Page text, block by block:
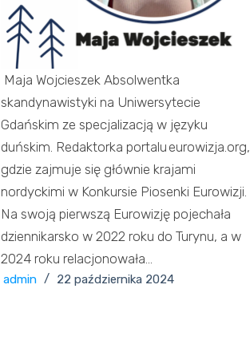
Maja Wojcieszek Absolwentka
skandynawistyki na Uniwersytecie
Gdańskim ze specjalizacją w języku
duńskim. Redaktorka portalu eurowizja.org,
gdzie zajmuje się głównie krajami
nordyckimi w Konkursie Piosenki Eurowizji.
Na swoją pierwszą Eurowizję pojechała
dziennikarsko w 2022 roku do Turynu, a w
2024 roku relacjonowała…
admin 22 października 2024